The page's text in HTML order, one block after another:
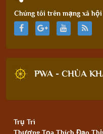
Chúng tôi trên mạng xã hội
PWA - CHÙA
Trụ Trì
Thượng Tọa Thích Đạo